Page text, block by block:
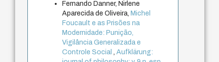
Fernando Danner, Nirlene
Aparecida de Oliveira, Michel
Foucault e as Prisões na
Modernidade: Punição,
Vigilância Generalizada e
Controle Social,Aufklärung: